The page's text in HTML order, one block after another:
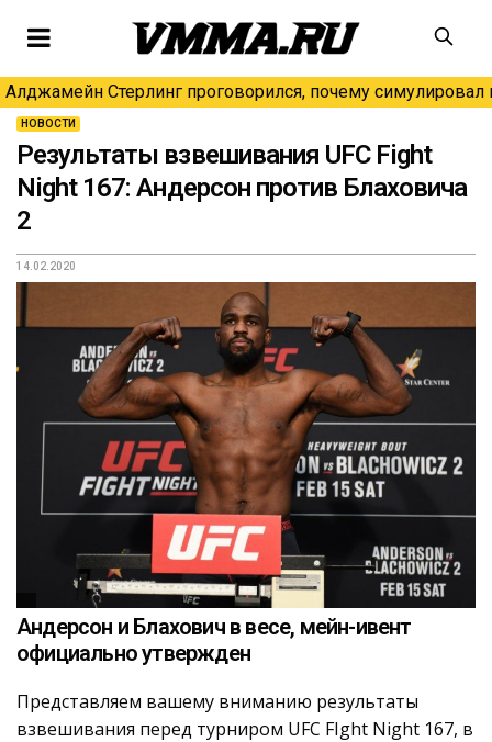
Алджамейн Стерлинг проговорился, почему симулировал
НОВОСТИ
Результаты взвешивания UFC Fight
Night 167: Андерсон против Блаховича
2
14.02.2020
Андерсон и Блахович в весе, мейн-ивент
официально утвержден
Представляем вашему вниманию результаты
взвешивания перед турниром UFC FIght Night 167, в